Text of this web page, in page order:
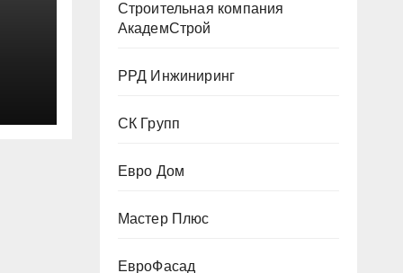
Строительная компания
АкадемСтрой
РРД Инжиниринг
СК Групп
Евро Дом
Мастер Плюс
ЕвроФасад